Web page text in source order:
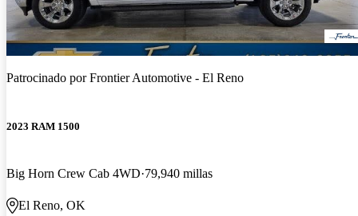
Patrocinado porFrontier Automotive - El Reno
2023 RAM 1500
Big Horn Crew Cab 4WD 79,940 millas
El Reno, OK